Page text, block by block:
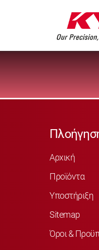
Αρχική
Προϊόντα
Υποστήριξη
Sitemap
Όροι &